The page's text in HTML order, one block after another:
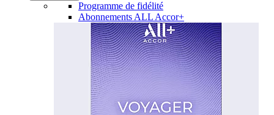
Programme de fidélité
Abonnements ALL Accor+